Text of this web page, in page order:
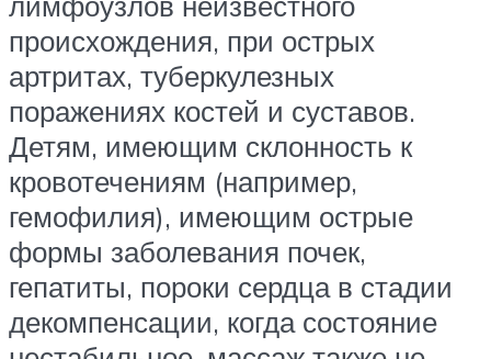
происхождения, при острых
артритах, туберкулезных
поражениях костей и суставов.
Детям, имеющим склонность к
кровотечениям (например,
гемофилия), имеющим острые
формы заболевания почек,
гепатиты, пороки сердца в стадии
декомпенсации, когда состояние